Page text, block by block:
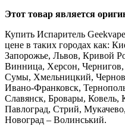
Этот товар является
Купить Испаритель
цене в таких городах как:
Запорожье, Львов, Кривой
Винница, Херсон,
Сумы, Хмельницкий,
Ивано-Франковск,
Славянск, Бровары, Ковель,
Павлоград, Стрий,
Новоград – Волинський.